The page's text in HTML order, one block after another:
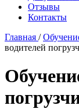
Отзывы
Контакты
Главная /
водителей